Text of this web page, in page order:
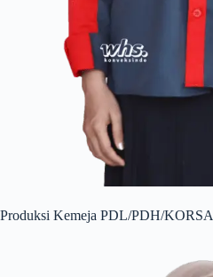
Produksi Kemeja PDL/PDH/KORSA